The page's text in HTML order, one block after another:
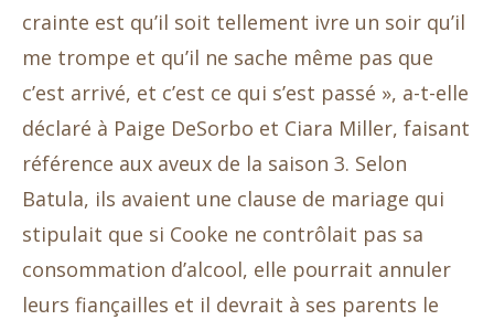
crainte est qu’il soit tellement ivre un soir qu’il
me trompe et qu’il ne sache même pas que
c’est arrivé, et c’est ce qui s’est passé », a-t-elle
déclaré à Paige DeSorbo et Ciara Miller, faisant
référence aux aveux de la saison 3. Selon
Batula, ils avaient une clause de mariage qui
stipulait que si Cooke ne contrôlait pas sa
consommation d’alcool, elle pourrait annuler
leurs fiançailles et il devrait à ses parents le